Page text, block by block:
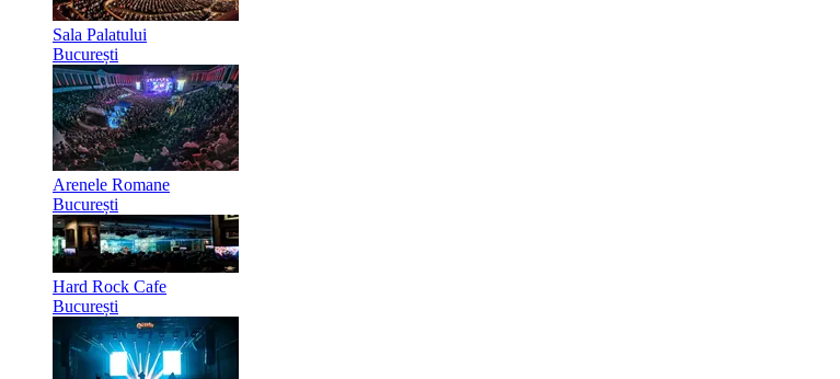
Sala Palatului
București
Arenele Romane
București
Hard Rock Cafe
București